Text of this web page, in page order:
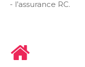
- l’assurance RC.